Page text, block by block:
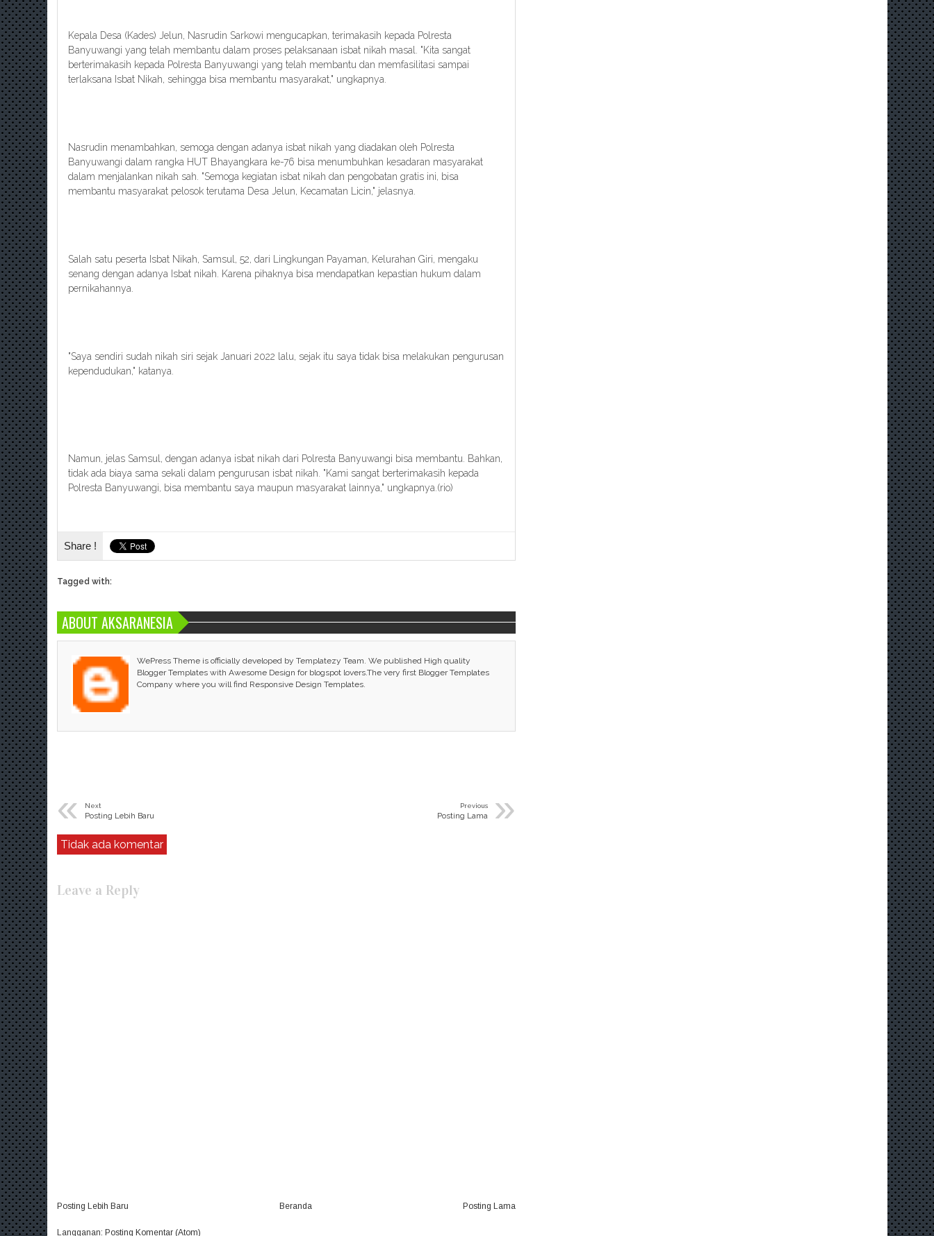
Kepala Desa (Kades) Jelun, Nasrudin Sarkowi mengucapkan, terimakasih kepada Polresta
Banyuwangi yang telah membantu dalam proses pelaksanaan isbat nikah masal. "Kita sangat
berterimakasih kepada Polresta Banyuwangi yang telah membantu dan memfasilitasi sampai
terlaksana Isbat Nikah, sehingga bisa membantu masyarakat," ungkapnya.
Nasrudin menambahkan, semoga dengan adanya isbat nikah yang diadakan oleh Polresta
Banyuwangi dalam rangka HUT Bhayangkara ke-76 bisa menumbuhkan kesadaran masyarakat
dalam menjalankan nikah sah. "Semoga kegiatan isbat nikah dan pengobatan gratis ini, bisa
membantu masyarakat pelosok terutama Desa Jelun, Kecamatan Licin," jelasnya.
Salah satu peserta Isbat Nikah, Samsul, 52, dari Lingkungan Payaman, Kelurahan Giri, mengaku
senang dengan adanya Isbat nikah. Karena pihaknya bisa mendapatkan kepastian hukum dalam
pernikahannya.
"Saya sendiri sudah nikah siri sejak Januari 2022 lalu, sejak itu saya tidak bisa melakukan pengurusan
kependudukan," katanya.
Namun, jelas Samsul, dengan adanya isbat nikah dari Polresta Banyuwangi bisa membantu. Bahkan,
tidak ada biaya sama sekali dalam pengurusan isbat nikah. "Kami sangat berterimakasih kepada
Polresta Banyuwangi, bisa membantu saya maupun masyarakat lainnya," ungkapnya.(rio)
Share !
Tagged with:
ABOUT AKSARANESIA
WePress Theme is officially developed by Templatezy Team. We published High quality
Blogger Templates with Awesome Design for blogspot lovers.The very first Blogger Templates
Company where you will find Responsive Design Templates.
« Next
Posting Lebih Baru »
Previous
Posting Lama
Tidak ada komentar
Leave a Reply
Posting Lebih Baru Posting Lama
Beranda
Langganan: Posting Komentar (Atom)